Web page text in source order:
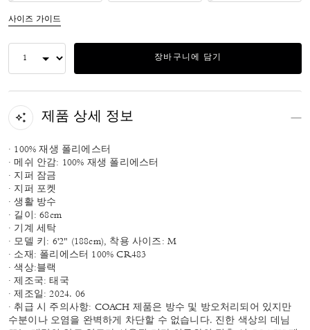
사이즈 가이드
장바구니에 담기
제품 상세 정보
· 100% 재생 폴리에스터
· 메쉬 안감: 100% 재생 폴리에스터
· 지퍼 잠금
· 지퍼 포켓
· 생활 방수
· 길이: 68cm
· 기계 세탁
· 모델 키: 6'2" (188cm), 착용 사이즈: M
· 소재: 폴리에스터 100% CR483
· 색상:블랙
· 제조국: 태국
· 제조일: 2024. 06
· 취급 시 주의사항: COACH 제품은 방수 및 방오처리되어 있지만
수분이나 오염을 완벽하게 차단할 수 없습니다. 진한 색상의 데님